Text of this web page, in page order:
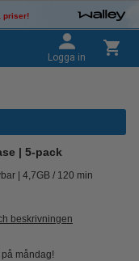
priser!
Logga in
| 5-pack
4,7GB / 120 min
beskrivningen
måndag!